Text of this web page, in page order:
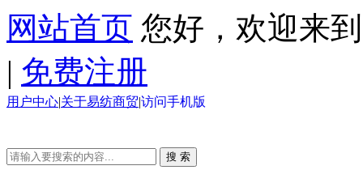
网站首页 您好，欢迎来
| 免费注册
用户中心|关于易纺商贸|访问手机版
搜 索